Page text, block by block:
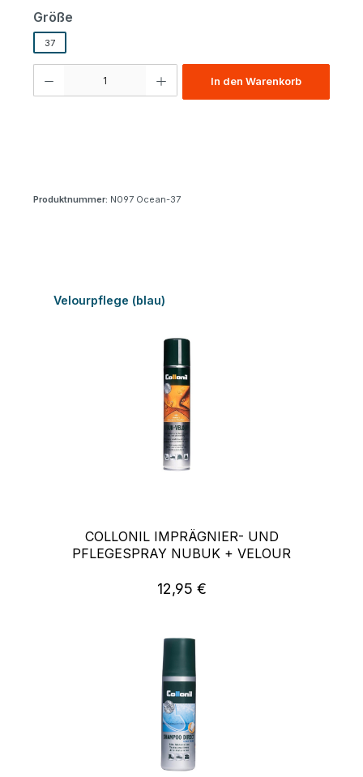
Größe
37
In den Warenkorb
Produktnummer: N097 Ocean-37
Produktgalerie überspringen
Velourpflege (blau)
COLLONIL IMPRÄGNIER- UND
PFLEGESPRAY NUBUK + VELOUR
Regulärer Preis:
12,95 €